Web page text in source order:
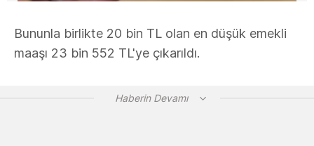
Bununla birlikte 20 bin TL olan en düşük emekli
maaşı 23 bin 552 TL'ye çıkarıldı.
Haberin Devamı